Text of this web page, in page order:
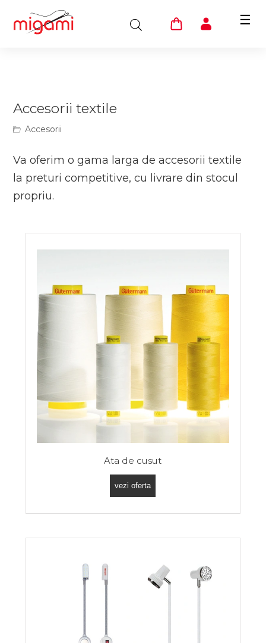
☰
Accesorii textile
Accesorii
Va oferim o gama larga de accesorii textile
la preturi competitive, cu livrare din stocul
propriu.
Ata de cusut
vezi oferta